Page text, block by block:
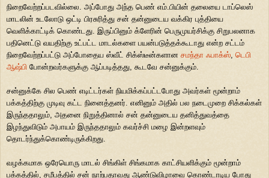
நிறைவேற்றப்படவில்லை. அப்போது அந்த பெண் எம்.பியின் தலையை டாப்லெஸ்
மாடலின் உடலோடு ஒட்டி பிரசுரித்து சன் தன்னுடைய வக்கிர புத்தியை
வெளிக்காட்டிக் கொண்டது. இருப்பினும் க்ளேரின் பெருமுயர்சிக்கு சிறுபலனாக
பதினெட்டு வயதிற்கு உட்பட்ட மாடல்களை பயன்படுத்தக்கூடாது என்ற சட்டம்
நிறைவேற்றப்பட்டு அப்போதைய ஸ்வீட் சிக்ஸ்டீன்களான சமந்தா ஃபாக்ஸ் டெபி
ஆஷ்பி போன்றவர்களுக்கு ஆப்படித்தது, கூடவே சன்னுக்கும்.
சன்னுக்கே சில பெண் எடிட்டர்கள் நியமிக்கப்பட்டபோது அவர்கள் மூன்றாம்
பக்கத்திற்கு முடிவு கட்ட நினைத்தனர். எனினும் அதில் பல நடைமுறை சிக்கல்கள்
இருந்ததாலும், அதனை நிறுத்தினால் சன் தன்னுடைய தனித்துவத்தை
இழந்துவிடும் அபாயம் இருந்ததாலும் கவர்ச்சி மழை இன்றளவும்
தொடர்ந்துக்கொண்டிருக்கிறது.
வழக்கமாக ஒரேயொரு மாடல் சிங்கிள் சிங்கமாக காட்சியளிக்கும் மூன்றாம்
பக்கத்தில், சமீபத்தில் சன் நாற்பதாவது ஆண்டுவிழாவை கொண்டாடிய போது